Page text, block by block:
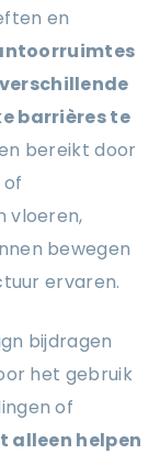
en
barrières te
bereikt door
vloeren,
bewegen
ervaren.
bijdragen
het gebruik
of
alleen helpen